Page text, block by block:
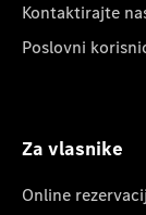
Kontaktirajte
Poslovni
Za vlasnike
Online